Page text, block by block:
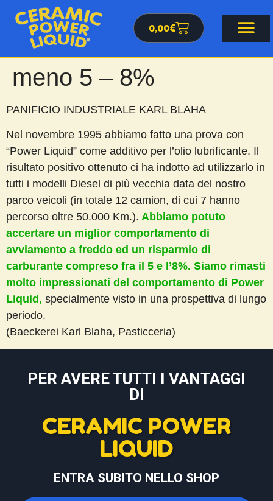
0,00€
meno 5 – 8%
PANIFICIO INDUSTRIALE KARL BLAHA
Nel novembre 1995 abbiamo fatto una prova con
“Power Liquid” come additivo per l’olio lubrificante. Il
risultato positivo ottenuto ci ha indotto ad utilizzarlo in
tutti i modelli Diesel di più vecchia data del nostro
parco veicoli (in totale 12 camion, di cui 7 hanno
percorso oltre 50.000 Km.). Abbiamo potuto
accertare un miglior comportamento di
avviamento a freddo ed un risparmio di
carburante compreso fra il 5 e l’8%. Siamo rimasti
molto impressionati del comportamento di Power
Liquid, specialmente visto in una prospettiva di lungo
periodo.
(Baeckerei Karl Blaha, Pasticceria)
PER AVERE TUTTI I VANTAGGI
DI
CERAMIC POWER
LIQUID
ENTRA SUBITO NELLO SHOP